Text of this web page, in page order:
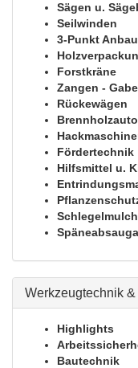
Sägen u.
Seilwinden
3-Punkt
Forstkräne
Zangen -
Rückewägen
Fördertechnik
Hilfsmittel u.
Werkzeugtechnik
Highlights
Bautechnik